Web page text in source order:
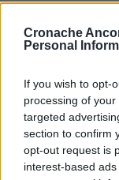
Cronache
Personal
If you wish to opt-
processing of
targeted
section to confirm
opt-out request is
interest-based
prima la lite,
10 Lug-
(Foto-Video)
26 Lug -
Scontro
gravissimo un
24 Lug-
«Notifica